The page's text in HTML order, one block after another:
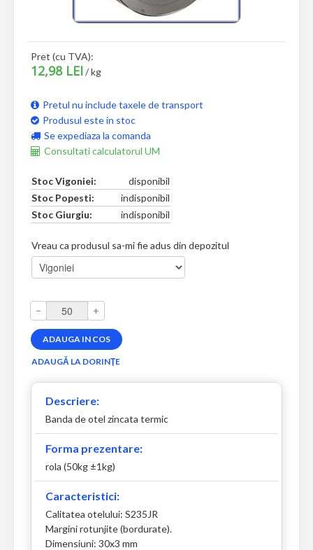
Pret (cu TVA):
12,98 LEI/ kg
Pretul nu include taxele de transport
Produsul este in stoc
Se expediaza la comanda
Consultati calculatorul UM
Stoc Vigoniei:
disponibil
Stoc Popesti:
indisponibil
Stoc Giurgiu:
indisponibil
Vreau ca produsul sa-mi fie adus din depozitul
– +
Descriere:
Banda de otel zincata termic
Forma prezentare:
rola (50kg ±1kg)
Caracteristici:
Calitatea otelului: S235JR
Margini rotunjite (bordurate).
Dimensiuni: 30x3 mm